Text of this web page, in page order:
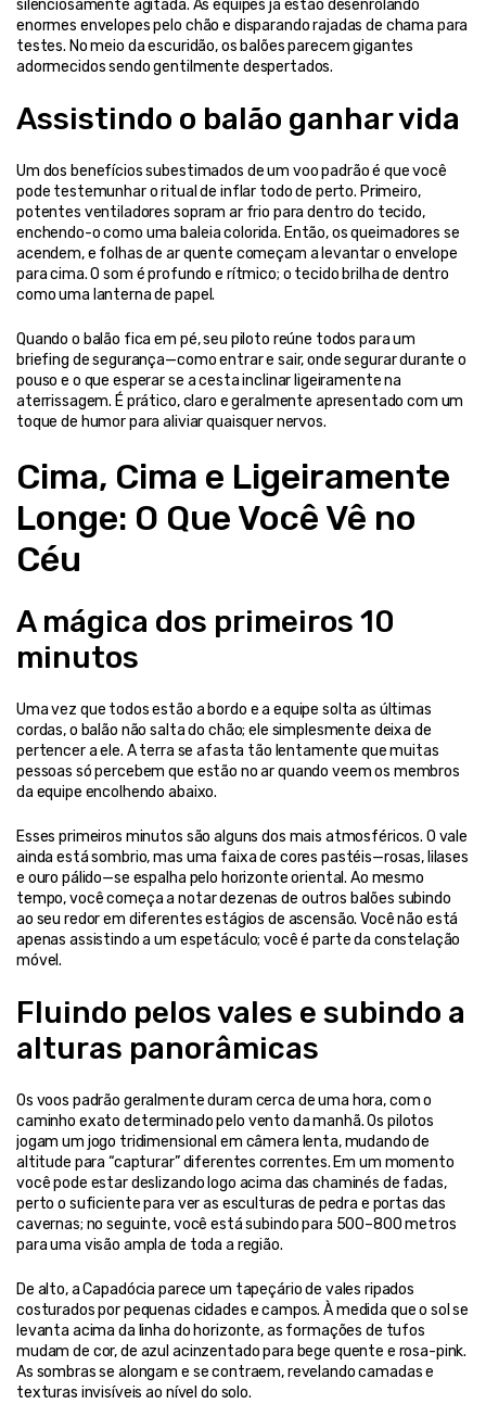
silenciosamente agitada. As equipes já estão desenrolando
enormes envelopes pelo chão e disparando rajadas de chama para
testes. No meio da escuridão, os balões parecem gigantes
adormecidos sendo gentilmente despertados.
Assistindo o balão ganhar vida
Um dos benefícios subestimados de um voo padrão é que você
pode testemunhar o ritual de inflar todo de perto. Primeiro,
potentes ventiladores sopram ar frio para dentro do tecido,
enchendo-o como uma baleia colorida. Então, os queimadores se
acendem, e folhas de ar quente começam a levantar o envelope
para cima. O som é profundo e rítmico; o tecido brilha de dentro
como uma lanterna de papel.
Quando o balão fica em pé, seu piloto reúne todos para um
briefing de segurança—como entrar e sair, onde segurar durante o
pouso e o que esperar se a cesta inclinar ligeiramente na
aterrissagem. É prático, claro e geralmente apresentado com um
toque de humor para aliviar quaisquer nervos.
Cima, Cima e Ligeiramente
Longe: O Que Você Vê no
Céu
A mágica dos primeiros 10
minutos
Uma vez que todos estão a bordo e a equipe solta as últimas
cordas, o balão não salta do chão; ele simplesmente deixa de
pertencer a ele. A terra se afasta tão lentamente que muitas
pessoas só percebem que estão no ar quando veem os membros
da equipe encolhendo abaixo.
Esses primeiros minutos são alguns dos mais atmosféricos. O vale
ainda está sombrio, mas uma faixa de cores pastéis—rosas, lilases
e ouro pálido—se espalha pelo horizonte oriental. Ao mesmo
tempo, você começa a notar dezenas de outros balões subindo
ao seu redor em diferentes estágios de ascensão. Você não está
apenas assistindo a um espetáculo; você é parte da constelação
móvel.
Fluindo pelos vales e subindo a
alturas panorâmicas
Os voos padrão geralmente duram cerca de uma hora, com o
caminho exato determinado pelo vento da manhã. Os pilotos
jogam um jogo tridimensional em câmera lenta, mudando de
altitude para “capturar” diferentes correntes. Em um momento
você pode estar deslizando logo acima das chaminés de fadas,
perto o suficiente para ver as esculturas de pedra e portas das
cavernas; no seguinte, você está subindo para 500–800 metros
para uma visão ampla de toda a região.
De alto, a Capadócia parece um tapeçário de vales ripados
costurados por pequenas cidades e campos. À medida que o sol se
levanta acima da linha do horizonte, as formações de tufos
mudam de cor, de azul acinzentado para bege quente e rosa-pink.
As sombras se alongam e se contraem, revelando camadas e
texturas invisíveis ao nível do solo.